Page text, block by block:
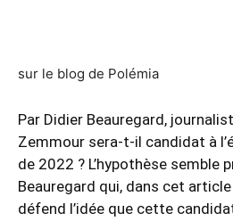
sur le blog de Polémia
Par Didier Beauregard,
Zemmour sera-t-il candidat à
de 2022 ? L’hypothèse semble
Beauregard qui, dans cet
défend l’idée que cette